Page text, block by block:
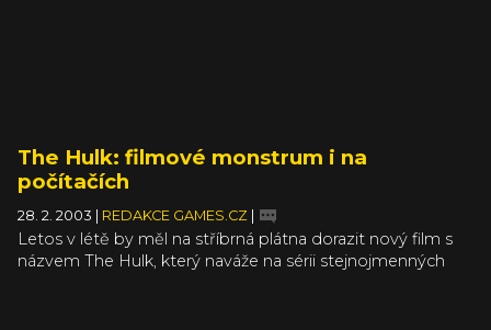
The Hulk: filmové monstrum i na
počítačích
28. 2. 2003 REDAKCE GAMES.CZ
Letos v létě by měl na stříbrná plátna dorazit nový film s
názvem The Hulk, který naváže na sérii stejnojmenných